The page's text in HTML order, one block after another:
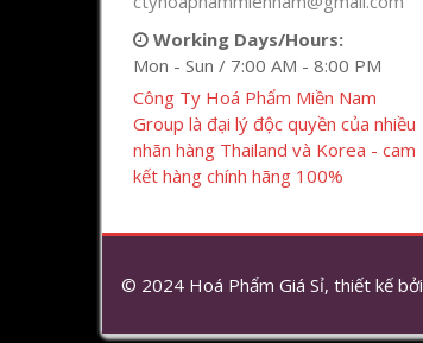
Working Days/Hours:
Mon - Sun / 7:00 AM - 8:00 PM
Công Ty Hoá Phẩm Miền Nam
Group là đại lý độc quyền của nhiều
nhãn hàng Thailand và Korea - cam
kết hàng chính hãng 100%
© 2024 Hoá Phẩm Giá Sỉ, thiết kế bởi